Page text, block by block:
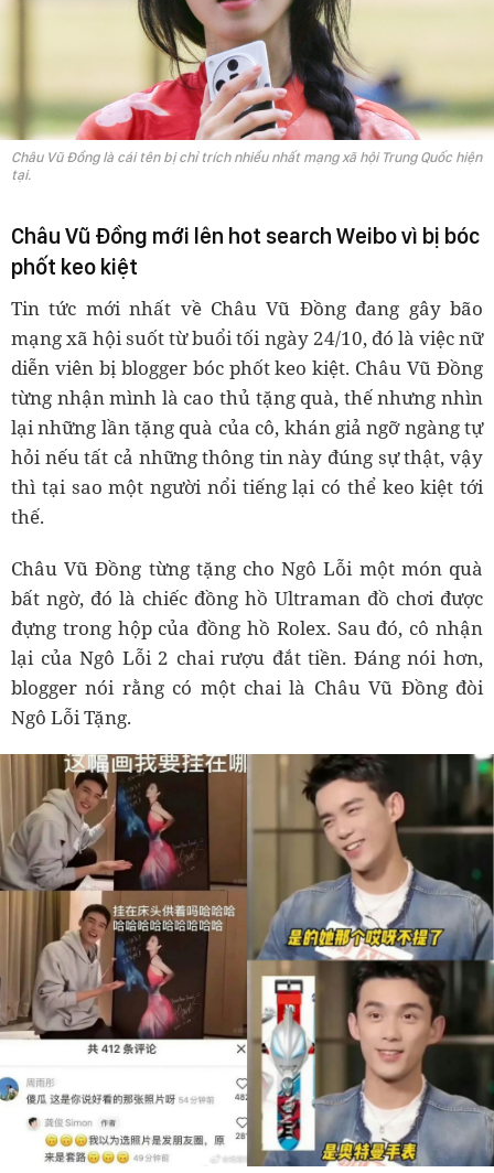
Châu Vũ Đồng là cái tên bị chỉ trích nhiều nhất mạng xã hội Trung Quốc hiện
tại.
Châu Vũ Đồng mới lên hot search Weibo vì bị bóc
phốt keo kiệt
Tin tức mới nhất về Châu Vũ Đồng đang gây bão
mạng xã hội suốt từ buổi tối ngày 24/10, đó là việc nữ
diễn viên bị blogger bóc phốt keo kiệt. Châu Vũ Đồng
từng nhận mình là cao thủ tặng quà, thế nhưng nhìn
lại những lần tặng quà của cô, khán giả ngỡ ngàng tự
hỏi nếu tất cả những thông tin này đúng sự thật, vậy
thì tại sao một người nổi tiếng lại có thể keo kiệt tới
thế.
Châu Vũ Đồng từng tặng cho Ngô Lỗi một món quà
bất ngờ, đó là chiếc đồng hồ Ultraman đồ chơi được
đựng trong hộp của đồng hồ Rolex. Sau đó, cô nhận
lại của Ngô Lỗi 2 chai rượu đắt tiền. Đáng nói hơn,
blogger nói rằng có một chai là Châu Vũ Đồng đòi
Ngô Lỗi Tặng.